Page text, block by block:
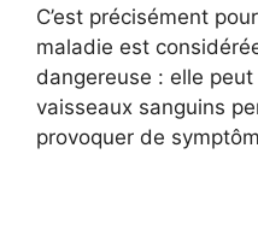
C’est précisément
maladie est
dangereuse : elle
vaisseaux sanguins
provoquer de